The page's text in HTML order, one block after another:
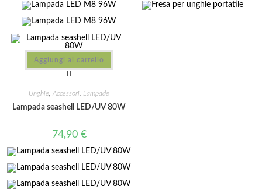
Aggiungi al carrello
Unghie ,Accessori Lampade
Lampada seashell LED/UV 80W
74,90 €